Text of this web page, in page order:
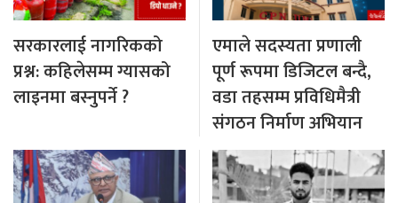
सरकारलाई नागरिकको
प्रश्न: कहिलेसम्म ग्यासको
लाइनमा बस्नुपर्ने ?
एमाले सदस्यता प्रणाली
पूर्ण रूपमा डिजिटल बन्दै,
वडा तहसम्म प्रविधिमैत्री
संगठन निर्माण अभियान